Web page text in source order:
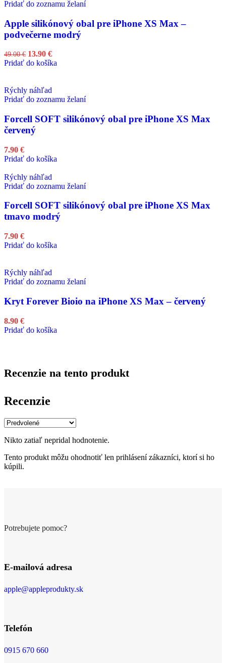
Pridať do zoznamu želaní
Apple silikónový obal pre iPhone XS Max –
podvečerne modrý
49.00€ 13.90 €
Pridať do košíka
Rýchly náhľad
Pridať do zoznamu želaní
Forcell SOFT silikónový obal pre iPhone XS Max
červený
7.90 €
Pridať do košíka
Rýchly náhľad
Pridať do zoznamu želaní
Forcell SOFT silikónový obal pre iPhone XS Max
tmavo modrý
7.90 €
Pridať do košíka
Rýchly náhľad
Pridať do zoznamu želaní
Kryt Forever Bioio na iPhone XS Max – červený
8.90 €
Pridať do košíka
Recenzie na tento produkt
Recenzie
Nikto zatiaľ nepridal hodnotenie.
Tento produkt môžu ohodnotiť len prihlásení zákazníci, ktorí si ho
kúpili.
Potrebujete pomoc?
E-mailová adresa
apple@appleprodukty.sk
Telefón
0915 670 660